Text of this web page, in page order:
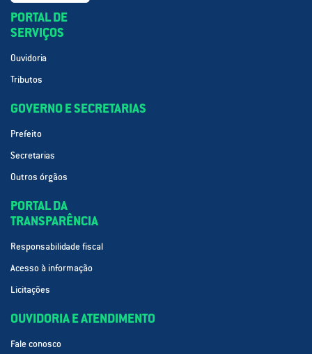
PORTAL DE
SERVIÇOS
Ouvidoria
Tributos
GOVERNO E SECRETARIAS
Prefeito
Secretarias
Outros órgãos
PORTAL DA
TRANSPARÊNCIA
Responsabilidade fiscal
Acesso à informação
Licitações
OUVIDORIA E ATENDIMENTO
Fale conosco